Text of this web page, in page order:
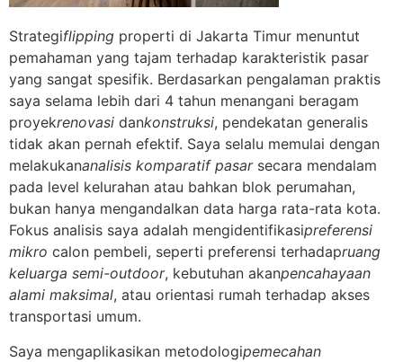
Strategiflipping properti di Jakarta Timur menuntut
pemahaman yang tajam terhadap karakteristik pasar
yang sangat spesifik. Berdasarkan pengalaman praktis
saya selama lebih dari 4 tahun menangani beragam
proyekrenovasi dankonstruksi, pendekatan generalis
tidak akan pernah efektif. Saya selalu memulai dengan
melakukananalisis komparatif pasarsecara mendalam
pada level kelurahan atau bahkan blok perumahan,
bukan hanya mengandalkan data harga rata-rata kota.
Fokus analisis saya adalah mengidentifikasipreferensi
mikro calon pembeli, seperti preferensi terhadapruang
keluarga semi-outdoor, kebutuhan akanpencahayaan
alami maksimal, atau orientasi rumah terhadap akses
transportasi umum.
Saya mengaplikasikan metodologipemecahan